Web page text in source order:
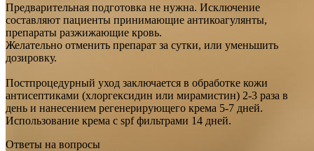
Предварительная подготовка не нужна. Исключение
составляют пациенты принимающие антикоагулянты,
препараты разжижающие кровь.
Желательно отменить препарат за сутки, или уменьшить
дозировку.
Постпроцедурный уход заключается в обработке кожи
антисептиками (хлоргексидин или мирамистин) 2-3 раза в
день и нанесением регенерирующего крема 5-7 дней.
Использование крема с spf фильтрами 14 дней.
Ответы на вопросы